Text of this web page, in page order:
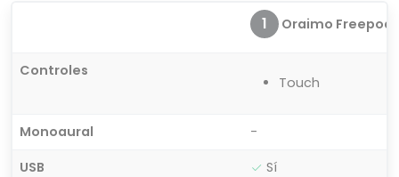
1 Oraimo
Controles
Touch
Monoaural
-
USB
Sí